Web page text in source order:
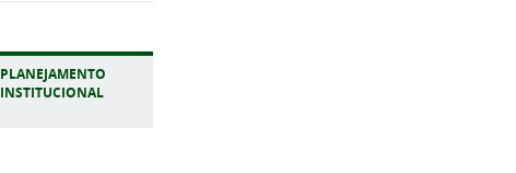
PLANEJAMENTO
INSTITUCIONAL